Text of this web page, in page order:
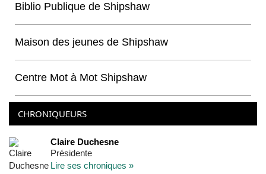
Biblio Publique de Shipshaw
Maison des jeunes de Shipshaw
Centre Mot à Mot Shipshaw
CHRONIQUEURS
Claire Duchesne
Présidente
Lire ses chroniques »